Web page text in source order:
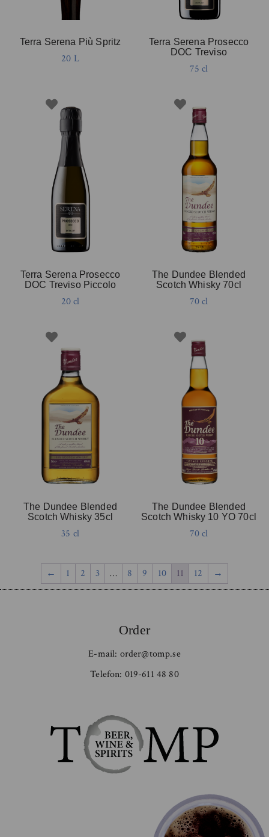
Terra Serena Più Spritz
20 L
Terra Serena Prosecco
DOC Treviso
75 cl
Terra Serena Prosecco
DOC Treviso Piccolo
20 cl
The Dundee Blended
Scotch Whisky 70cl
70 cl
The Dundee Blended
Scotch Whisky 35cl
35 cl
The Dundee Blended
Scotch Whisky 10 YO 70cl
70 cl
← 1 2 3 … 8 9 10 11 12 →
Order
E-mail: order@tomp.se
Telefon: 019-611 48 80